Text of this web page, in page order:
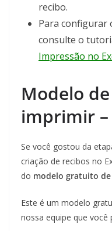
recibo.
Para configurar
consulte o
Impressão no
Modelo
imprimir –
Se você gostou da
criação de recibos no
do modelo gratuito
Este é um modelo
nossa equipe que você